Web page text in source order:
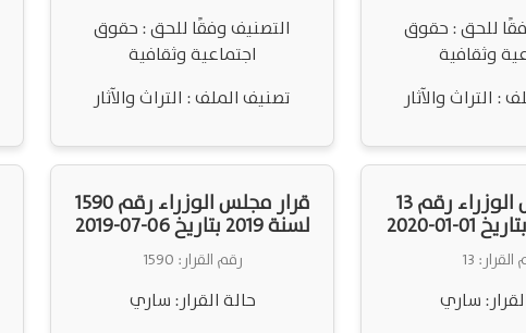
للحق : حقوق
وثقافية
: التراث والآثار
التصنيف وفقًا للحق : حقوق
اجتماعية وثقافية
تصنيف الملف : التراث والآثار
قرار مجلس الوزراء رقم 13
13
ساري
قرار مجلس الوزراء رقم 1590
لسنة 2019 بتاريخ 06-07-2019
رقم القرار: 1590
حالة القرار: ساري